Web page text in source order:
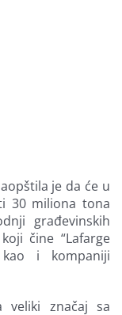
je da će u
30 miliona tona
građevinskih
čine “Lafarge
i kompaniji
veliki značaj sa